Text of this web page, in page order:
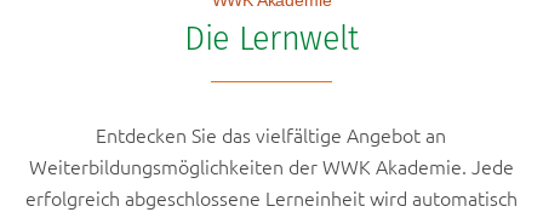
Die Lernwelt
Entdecken Sie das vielfältige Angebot an
Weiterbildungsmöglichkeiten der WWK Akademie. Jede
erfolgreich abgeschlossene Lerneinheit wird automatisch